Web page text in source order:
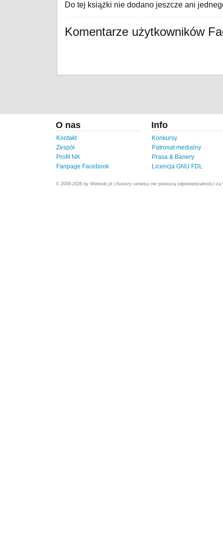
Do tej książki nie dodano jeszcze ani
Komentarze użytkowników
O nas
Kontakt
Zespół
Profil NK
Fanpage Facebook
Info
Konkursy
Patronat medialny
Prasa & Banery
Licencja GNU FDL
© 2009-2026 by Webook.pl | Autorzy serwisu nie ponoszą odpowiedzialności